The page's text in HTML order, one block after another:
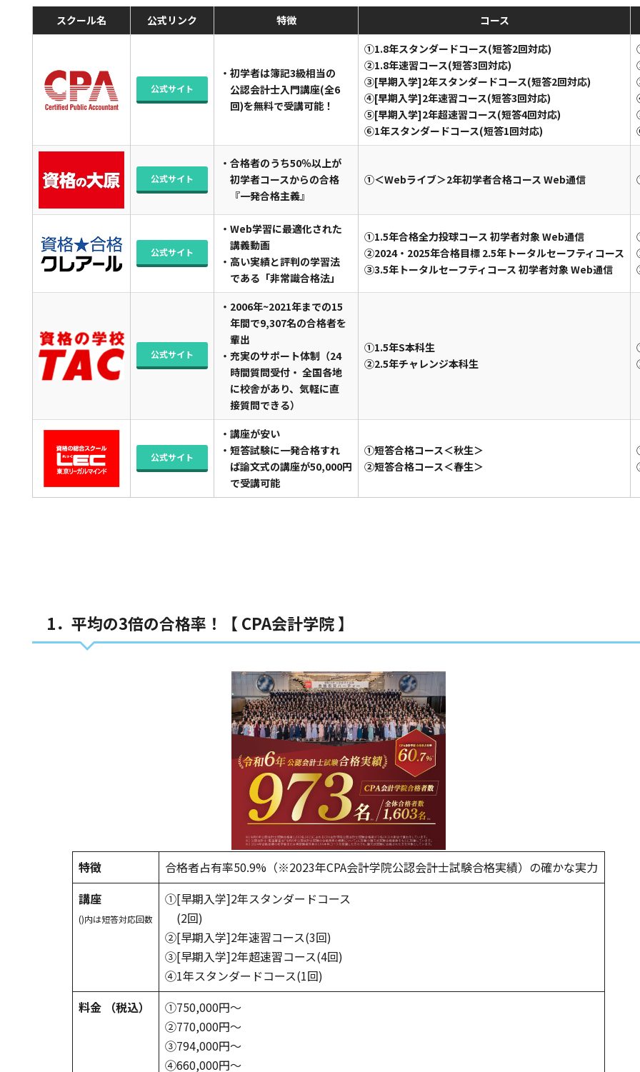
スクール名 公式リンク 特徴 コース
公式サイト
・初学者は簿記3級相当の
公認会計士入門講座(全6
回)を無料で受講可能！
①1.8年スタンダードコース(短答2回対応)
➁1.8年速習コース(短答3回対応)
③[早期入学]2年スタンダードコース(短答2回対応)
④[早期入学]2年速習コース(短答3回対応)
⑤[早期入学]2年超速習コース(短答4回対応)
⑥1年スタンダードコース(短答1回対応)
公式サイト
・合格者のうち50％以上が
初学者コースからの合格
『一発合格主義』
①＜Webライブ＞2年初学者合格コース Web通信
公式サイト
・Web学習に最適化された
講義動画
・高い実績と評判の学習法
である「非常識合格法」
①1.5年合格全力投球コース 初学者対象 Web通信
➁2024・2025年合格目標 2.5年トータルセーフティコース
③3.5年トータルセーフティコース 初学者対象 Web通信
公式サイト
・2006年~2021年までの15
年間で9,307名の合格者を
輩出
・充実のサポート体制（24
時間質問受付・ 全国各地
に校舎があり、気軽に直
接質問できる）
①1.5年S本科生
➁2.5年チャレンジ本科生
公式サイト
・講座が安い
・短答試験に一発合格すれ
ば論文式の講座が50,000円
で受講可能
①短答合格コース＜秋生＞
➁短答合格コース＜春生＞
1．平均の3倍の合格率！【 CPA会計学院 】
特徴
合格者占有率50.9%（※2023年CPA会計学院公認会計士試験合格実績）の確かな実力
講座
()内は短答対応回数
①[早期入学]2年スタンダードコース
(2回)
②[早期入学]2年速習コース(3回)
③[早期入学]2年超速習コース(4回)
④1年スタンダードコース(1回)
料金
（税込）
①750,000円～
②770,000円～
③794,000円～
④660,000円～